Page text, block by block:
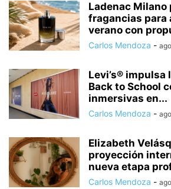
Ladenac Milano
fragancias para
verano con
Carlos Mendoza -
Levi’s® impulsa
Back to School
inmersivas en...
Carlos Mendoza -
Elizabeth
proyección
nueva etapa
Carlos Mendoza -